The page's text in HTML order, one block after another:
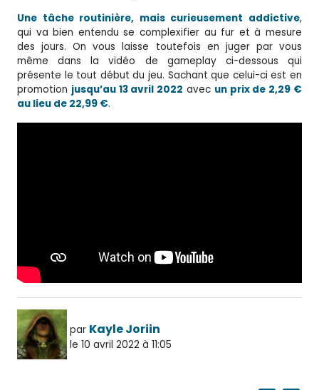
Une tâche routinière, mais curieusement addictive,
qui va bien entendu se complexifier au fur et à mesure
des jours. On vous laisse toutefois en juger par vous
même dans la vidéo de gameplay ci-dessous qui
présente le tout début du jeu. Sachant que celui-ci est en
promotion jusqu’au 13 avril 2022 avec un prix de 2,29 €
au lieu de 22,99 €.
par Kayle Joriin
le 10 avril 2022 à 11:05